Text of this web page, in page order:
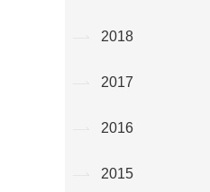
2018
2017
2016
2015